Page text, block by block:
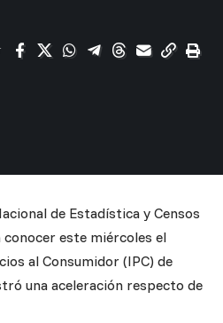
de Estadística y Censos
conocer este miércoles el
al Consumidor (IPC) de
una aceleración respecto de